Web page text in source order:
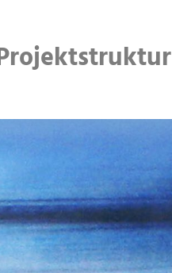
Projektstruktur